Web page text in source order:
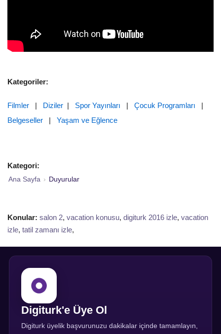
Kategoriler:
Filmler | Diziler | Spor Yayınları | Çocuk Programları |
Belgeseller | Yaşam ve Eğlence
Kategori:
Ana Sayfa › Duyurular
Konular: salon 2, vacation konusu, digiturk 2016 izle, vacation
izle, tatil zamanı izle,
Digiturk'e Üye Ol
Digiturk üyelik başvurunuzu dakikalar içinde tamamlayın,